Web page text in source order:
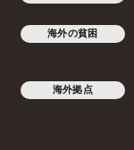
海外の貧困
海外拠点